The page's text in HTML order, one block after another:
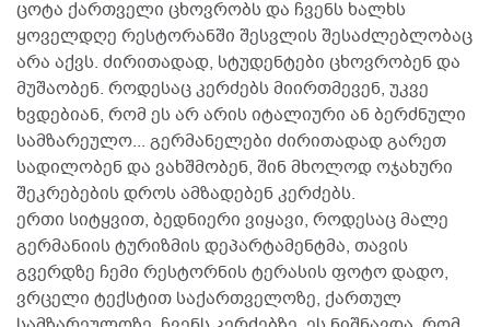
ცოტა ქართველი ცხოვრობს და ჩვენს ხალხს
ყოველდღე რესტორანში შესვლის შესაძლებლობაც
არა აქვს. ძირითადად, სტუდენტები ცხოვრობენ და
მუშაობენ. როდესაც კერძებს მიირთმევენ, უკვე
ხვდებიან, რომ ეს არ არის იტალიური ან ბერძნული
სამზარეულო... გერმანელები ძირითადად გარეთ
სადილობენ და ვახშმობენ, შინ მხოლოდ ოჯახური
შეკრებების დროს ამზადებენ კერძებს.
ერთი სიტყვით, ბედნიერი ვიყავი, როდესაც მალე
გერმანიის ტურიზმის დეპარტამენტმა, თავის
გვერდზე ჩემი რესტორნის ტერასის ფოტო დადო,
ვრცელი ტექსტით საქართველოზე, ქართულ